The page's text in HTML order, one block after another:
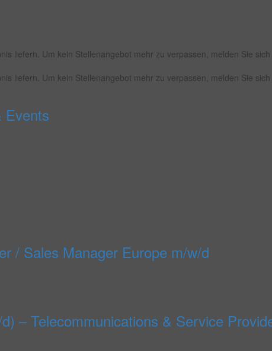
liefern. Um kein Stellenangebot mehr zu verpassen, melden Sie
liefern. Um kein Stellenangebot mehr zu verpassen, melden Sie
Events
/ Sales Manager Europe m/w/d
– Telecommunications & Service